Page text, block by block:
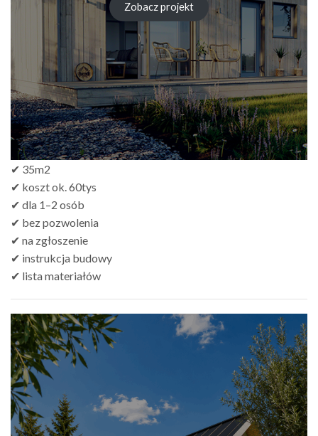
Zobacz projekt
✔ 35m2
✔ koszt ok. 60tys
✔ dla 1–2 osób
✔ bez pozwolenia
✔ na zgłoszenie
✔ instrukcja budowy
✔ lista materiałów